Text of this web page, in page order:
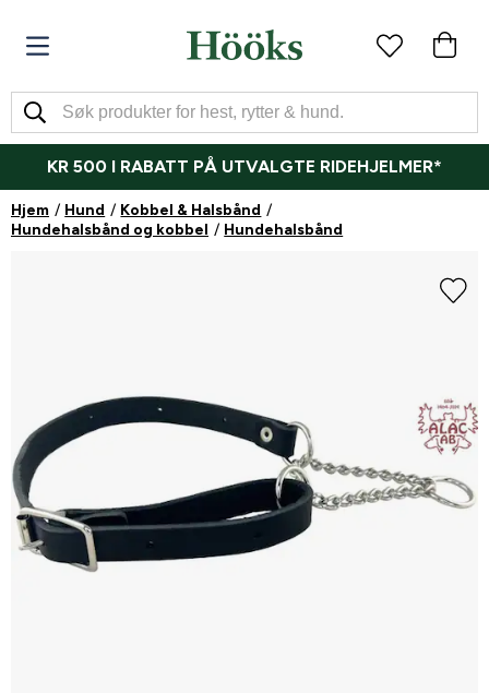
KR 500 I RABATT PÅ UTVALGTE RIDEHJELMER*
Hjem Hund
Kobbel & Halsbånd
Hundehalsbånd og kobbel
Hundehalsbånd